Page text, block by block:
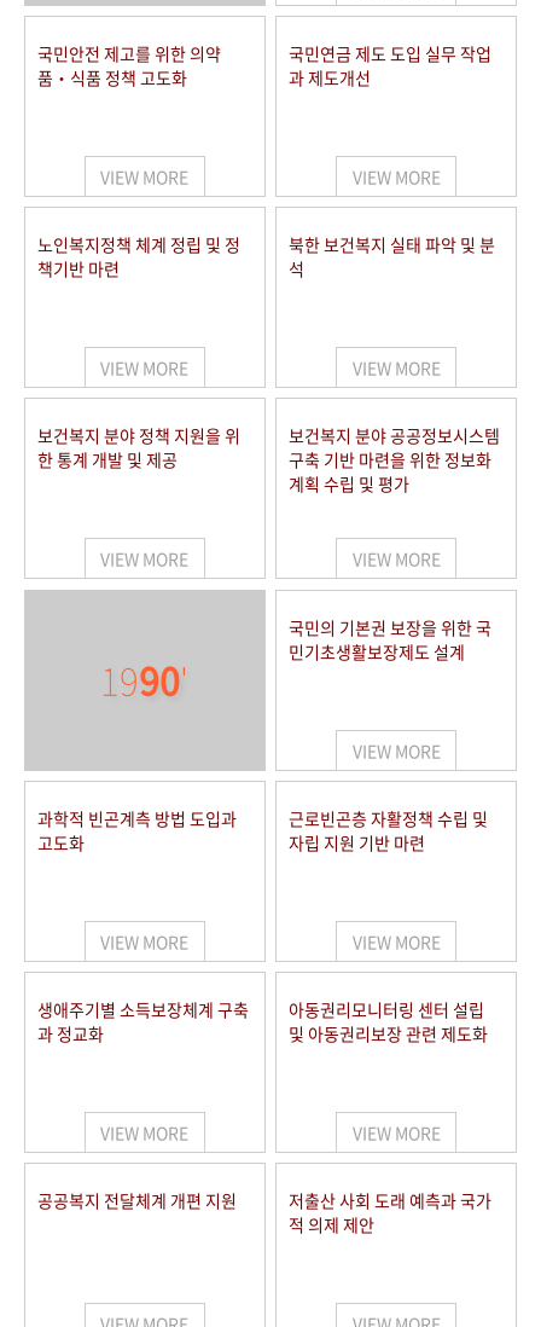
국민안전 제고를 위한 의약
품‧식품 정책 고도화
VIEW MORE
국민연금 제도 도입 실무 작업
과 제도개선
VIEW MORE
노인복지정책 체계 정립 및 정
책기반 마련
VIEW MORE
북한 보건복지 실태 파악 및 분
석
VIEW MORE
보건복지 분야 정책 지원을 위
한 통계 개발 및 제공
VIEW MORE
보건복지 분야 공공정보시스템
구축 기반 마련을 위한 정보화
계획 수립 및 평가
VIEW MORE
1990'
국민의 기본권 보장을 위한 국
민기초생활보장제도 설계
VIEW MORE
과학적 빈곤계측 방법 도입과
고도화
VIEW MORE
근로빈곤층 자활정책 수립 및
자립 지원 기반 마련
VIEW MORE
생애주기별 소득보장체계 구축
과 정교화
VIEW MORE
아동권리모니터링 센터 설립
및 아동권리보장 관련 제도화
VIEW MORE
공공복지 전달체계 개편 지원
저출산 사회 도래 예측과 국가
적 의제 제안